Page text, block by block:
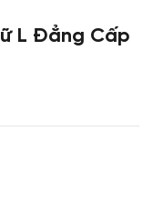
L Đẳng Cấp